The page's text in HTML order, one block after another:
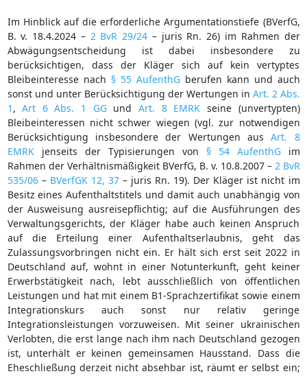
Im Hinblick auf die erforderliche Argumentationstiefe (BVerfG,
B. v. 18.4.2024 – 2 BvR 29/24 – juris Rn. 26) im Rahmen der
Abwägungsentscheidung ist dabei insbesondere zu
berücksichtigen, dass der Kläger sich auf kein vertyptes
Bleibeinteresse nach § 55 AufenthGberufen kann und auch
sonst und unter Berücksichtigung der Wertungen in Art. 2 Abs.
1 ,Art 6 Abs. 1 GGund Art. 8 EMRK seine (unvertypten)
Bleibeinteressen nicht schwer wiegen (vgl. zur notwendigen
Berücksichtigung insbesondere der Wertungen ausArt. 8
EMRKjenseits der Typisierungen von § 54 AufenthGim
Rahmen der Verhältnismäßigkeit BVerfG, B. v. 10.8.2007 – 2 BvR
535/06– BVerfGK 12, 37– juris Rn. 19). Der Kläger ist nicht im
Besitz eines Aufenthaltstitels und damit auch unabhängig von
der Ausweisung ausreisepflichtig; auf die Ausführungen des
Verwaltungsgerichts, der Kläger habe auch keinen Anspruch
auf die Erteilung einer Aufenthaltserlaubnis, geht das
Zulassungsvorbringen nicht ein. Er hält sich erst seit 2022 in
Deutschland auf, wohnt in einer Notunterkunft, geht keiner
Erwerbstätigkeit nach, lebt ausschließlich von öffentlichen
Leistungen und hat mit einem B1-Sprachzertifikat sowie einem
Integrationskurs auch sonst nur relativ geringe
Integrationsleistungen vorzuweisen. Mit seiner ukrainischen
Verlobten, die erst lange nach ihm nach Deutschland gezogen
ist, unterhält er keinen gemeinsamen Hausstand. Dass die
Eheschließung derzeit nicht absehbar ist, räumt er selbst ein;